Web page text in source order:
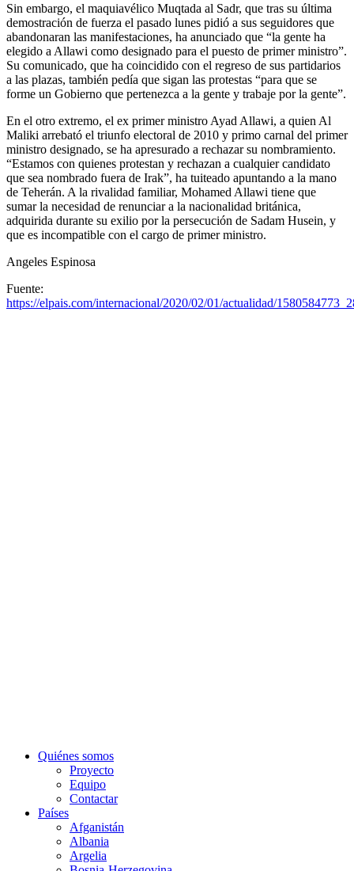
Sin embargo, el maquiavélico Muqtada al Sadr, que tras su última
demostración de fuerza el pasado lunes pidió a sus seguidores que
abandonaran las manifestaciones, ha anunciado que “la gente ha
elegido a Allawi como designado para el puesto de primer ministro”.
Su comunicado, que ha coincidido con el regreso de sus partidarios
a las plazas, también pedía que sigan las protestas “para que se
forme un Gobierno que pertenezca a la gente y trabaje por la gente”.
En el otro extremo, el ex primer ministro Ayad Allawi, a quien Al
Maliki arrebató el triunfo electoral de 2010 y primo carnal del primer
ministro designado, se ha apresurado a rechazar su nombramiento.
“Estamos con quienes protestan y rechazan a cualquier candidato
que sea nombrado fuera de Irak”, ha tuiteado apuntando a la mano
de Teherán. A la rivalidad familiar, Mohamed Allawi tiene que
sumar la necesidad de renunciar a la nacionalidad británica,
adquirida durante su exilio por la persecución de Sadam Husein, y
que es incompatible con el cargo de primer ministro.
Angeles Espinosa
Fuente:
https://elpais.com/internacional/2020/02/01/actualidad/
Quiénes somos
Proyecto
Equipo
Contactar
Países
Afganistán
Albania
Argelia